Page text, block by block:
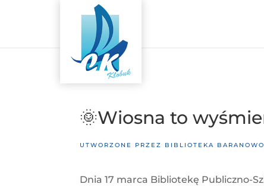
🌞Wiosna to
UTWORZONE PRZEZ BIBLIOTEKA BARANOWO
Dnia 17 marca Bibliotekę Publiczno-